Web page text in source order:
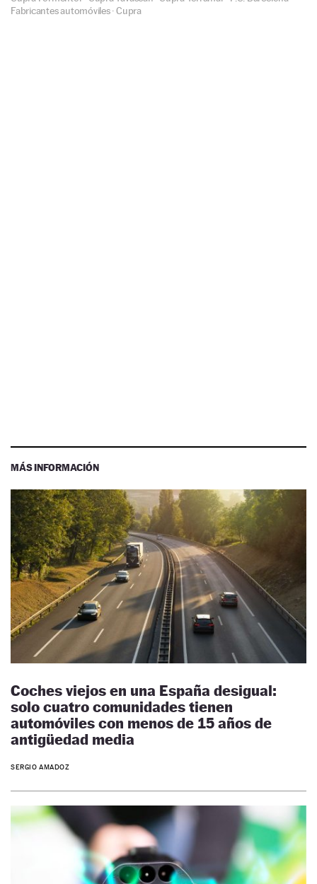
Fabricantes automóviles·Cupra
MÁS INFORMACIÓN
Coches viejos en una España desigual:
solo cuatro comunidades tienen
automóviles con menos de 15 años de
antigüedad media
SERGIO AMADOZ